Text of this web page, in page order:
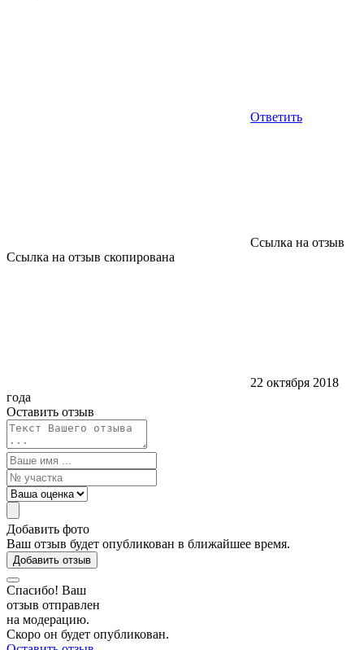
Ответить
Ссылка на отзыв
Ссылка на отзыв скопирована
22 октября 2018
года
Оставить отзыв
Добавить фото
Ваш отзыв будет опубликован в ближайшее время.
Добавить отзыв
Спасибо! Ваш
отзыв отправлен
на модерацию.
Скоро он будет опубликован.